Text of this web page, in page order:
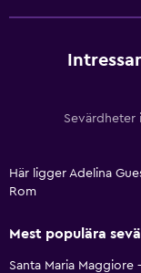
Sevärdheter
Här ligger Adelina
Rom
Mest populära
Santa Maria Maggiore